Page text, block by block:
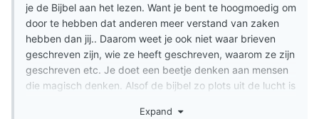
je de Bijbel aan het lezen. Want je bent te hoogmoedig om
door te hebben dat anderen meer verstand van zaken
hebben dan jij.. Daarom weet je ook niet waar brieven
geschreven zijn, wie ze heeft geschreven, waarom ze zijn
geschreven etc. Je doet een beetje denken aan mensen
die magisch denken. Alsof de bijbel zo plots uit de lucht is
Expand